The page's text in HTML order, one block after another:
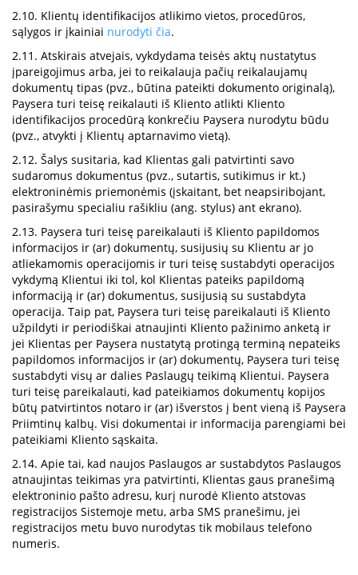
2.10. Klientų identifikacijos atlikimo vietos, procedūros,
sąlygos ir įkainiai nurodyti čia.
2.11. Atskirais atvejais, vykdydama teisės aktų nustatytus
įpareigojimus arba, jei to reikalauja pačių reikalaujamų
dokumentų tipas (pvz., būtina pateikti dokumento originalą),
Paysera turi teisę reikalauti iš Kliento atlikti Kliento
identifikacijos procedūrą konkrečiu Paysera nurodytu būdu
(pvz., atvykti į Klientų aptarnavimo vietą).
2.12. Šalys susitaria, kad Klientas gali patvirtinti savo
sudaromus dokumentus (pvz., sutartis, sutikimus ir kt.)
elektroninėmis priemonėmis (įskaitant, bet neapsiribojant,
pasirašymu specialiu rašikliu (ang. stylus) ant ekrano).
2.13. Paysera turi teisę pareikalauti iš Kliento papildomos
informacijos ir (ar) dokumentų, susijusių su Klientu ar jo
atliekamomis operacijomis ir turi teisę sustabdyti operacijos
vykdymą Klientui iki tol, kol Klientas pateiks papildomą
informaciją ir (ar) dokumentus, susijusią su sustabdyta
operacija. Taip pat, Paysera turi teisę pareikalauti iš Kliento
užpildyti ir periodiškai atnaujinti Kliento pažinimo anketą ir
jei Klientas per Paysera nustatytą protingą terminą nepateiks
papildomos informacijos ir (ar) dokumentų, Paysera turi teisę
sustabdyti visų ar dalies Paslaugų teikimą Klientui. Paysera
turi teisę pareikalauti, kad pateikiamos dokumentų kopijos
būtų patvirtintos notaro ir (ar) išverstos į bent vieną iš Paysera
Priimtinų kalbų. Visi dokumentai ir informacija parengiami bei
pateikiami Kliento sąskaita.
2.14. Apie tai, kad naujos Paslaugos ar sustabdytos Paslaugos
atnaujintas teikimas yra patvirtinti, Klientas gaus pranešimą
elektroninio pašto adresu, kurį nurodė Kliento atstovas
registracijos Sistemoje metu, arba SMS pranešimu, jei
registracijos metu buvo nurodytas tik mobilaus telefono
numeris.